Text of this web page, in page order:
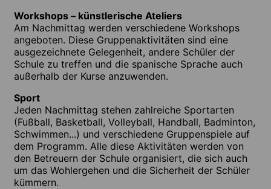
Workshops – künstlerische Ateliers
Am Nachmittag werden verschiedene Workshops
angeboten. Diese Gruppenaktivitäten sind eine
ausgezeichnete Gelegenheit, andere Schüler der
Schule zu treffen und die spanische Sprache auch
außerhalb der Kurse anzuwenden.
Sport
Jeden Nachmittag stehen zahlreiche Sportarten
(Fußball, Basketball, Volleyball, Handball, Badminton,
Schwimmen...) und verschiedene Gruppenspiele auf
dem Programm. Alle diese Aktivitäten werden von
den Betreuern der Schule organisiert, die sich auch
um das Wohlergehen und die Sicherheit der Schüler
kümmern.